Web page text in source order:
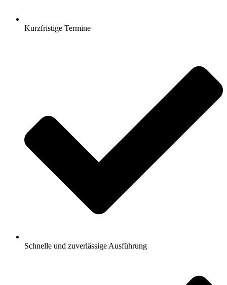
Kurzfristige Termine
Schnelle und zuverlässige Ausführung